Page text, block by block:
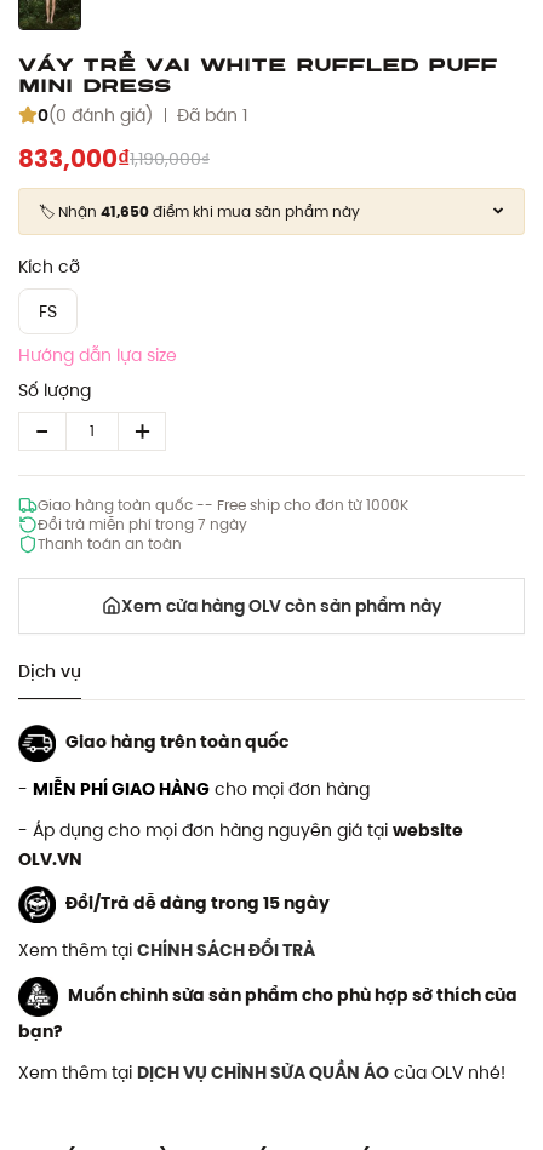
Váy trễ vai White Ruffled Puff
Mini Dress
0(0 đánh giá) Đã bán 1
833,000₫1,190,000₫
🏷️ Nhận 41,650điểm khi mua sản phẩm này
Kích cỡ
FS
Hướng dẫn lựa size
Số lượng
Giao hàng toàn quốc -- Free ship cho đơn từ 1000K
Đổi trả miễn phí trong 7 ngày
Thanh toán an toàn
Xem cửa hàng OLV còn sản phẩm này
Dịch vụ
Giao hàng trên toàn quốc
- MIỄN PHÍ GIAO HÀNG cho mọi đơn hàng
- Áp dụng cho mọi đơn hàng nguyên giá tại website
OLV.VN
Đổi/Trả dễ dàng trong 15 ngày
Xem thêm tại CHÍNH SÁCH ĐỔI TRẢ
Muốn chỉnh sửa sản phẩm cho phù hợp sở thích của
bạn?
Xem thêm tại DỊCH VỤ CHỈNH SỬA QUẦN ÁO của OLV nhé!